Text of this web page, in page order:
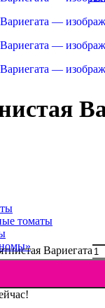
томаты
Вариегата